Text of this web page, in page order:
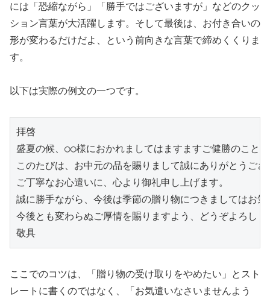
には「恐縮ながら」「勝手ではございますが」などのクッ
ション言葉が大活躍します。そして最後は、お付き合いの
形が変わるだけだよ、という前向きな言葉で締めくくりま
す。
以下は実際の例文の一つです。
拝啓
盛夏の候、○○様におかれましてはますますご健勝のこと
このたびは、お中元の品を賜りまして誠にありがとうご
ご丁寧なお心遣いに、心より御礼申し上げます。
誠に勝手ながら、今後は季節の贈り物につきましてはお
今後とも変わらぬご厚情を賜りますよう、どうぞよろし
敬具
ここでのコツは、「贈り物の受け取りをやめたい」とスト
レートに書くのではなく、「お気遣いなさいませんよう